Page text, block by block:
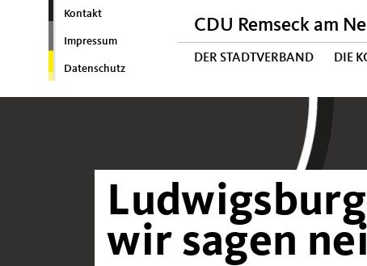
Kontakt
Impressum
Datenschutz
CDU Remseck am
DER STADTVERBAND DIE
wir sagen